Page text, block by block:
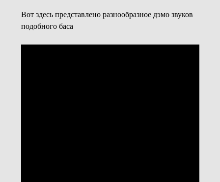
Вот здесь представлено разнообразное дэмо звуков
подобного баса